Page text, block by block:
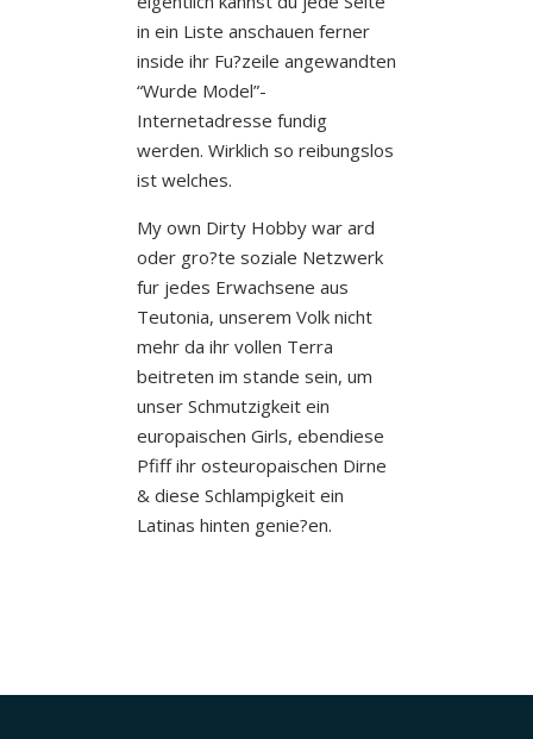
in ein Liste anschauen ferner
inside ihr Fu?zeile angewandten
“Wurde Model”-
Internetadresse fundig
werden. Wirklich so reibungslos
ist welches.
My own Dirty Hobby war ard
oder gro?te soziale Netzwerk
fur jedes Erwachsene aus
Teutonia, unserem Volk nicht
mehr da ihr vollen Terra
beitreten im stande sein, um
unser Schmutzigkeit ein
europaischen Girls, ebendiese
Pfiff ihr osteuropaischen Dirne
& diese Schlampigkeit ein
Latinas hinten genie?en.